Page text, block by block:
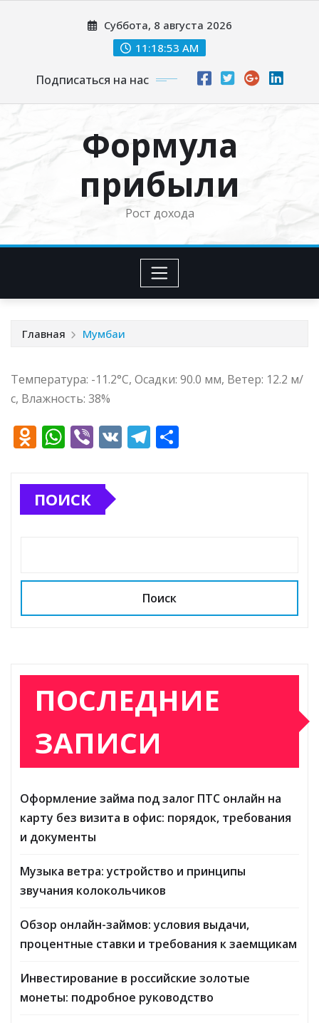
Суббота, 8 августа 2026
11:18:54 AM
Подписаться на нас
Формула
прибыли
Рост дохода
Главная Мумбаи
Температура: -11.2°C, Осадки: 90.0 мм, Ветер: 12.2 м/
с, Влажность: 38%
O
n
o
ss
ki
W
at
s
p
Vi
e
V T
и
ь
ПОИСК
Поиск
ПОСЛЕДНИЕ
ЗАПИСИ
Оформление займа под залог ПТС онлайн на
карту без визита в офис: порядок, требования
и документы
Музыка ветра: устройство и принципы
звучания колокольчиков
Обзор онлайн-займов: условия выдачи,
процентные ставки и требования к заемщикам
Инвестирование в российские золотые
монеты: подробное руководство